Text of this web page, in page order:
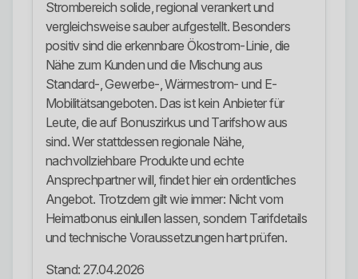
Strombereich solide, regional verankert und
vergleichsweise sauber aufgestellt. Besonders
positiv sind die erkennbare Ökostrom-Linie, die
Nähe zum Kunden und die Mischung aus
Standard-, Gewerbe-, Wärmestrom- und E-
Mobilitätsangeboten. Das ist kein Anbieter für
Leute, die auf Bonuszirkus und Tarifshow aus
sind. Wer stattdessen regionale Nähe,
nachvollziehbare Produkte und echte
Ansprechpartner will, findet hier ein ordentliches
Angebot. Trotzdem gilt wie immer: Nicht vom
Heimatbonus einlullen lassen, sondern Tarifdetails
und technische Voraussetzungen hart prüfen.
Stand: 27.04.2026